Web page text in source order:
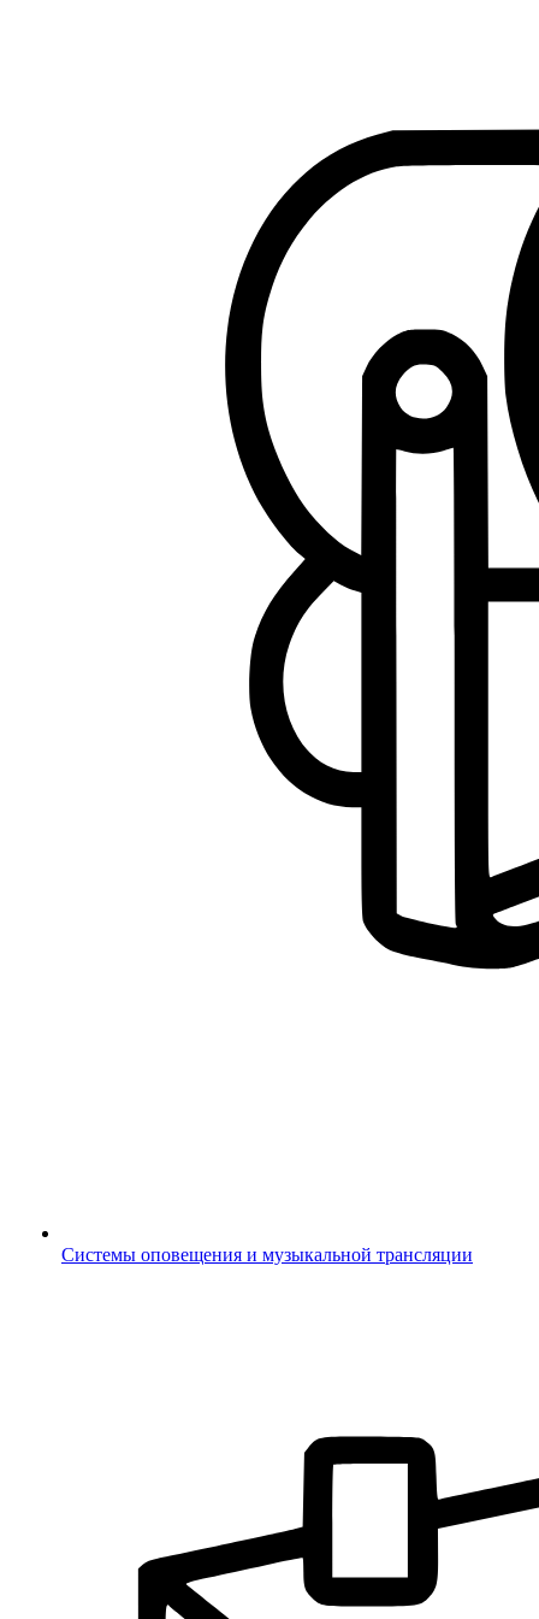
Системы оповещения и музыкальной трансляции